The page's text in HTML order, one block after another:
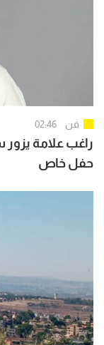
فن 02:46
راغب علامة يزور
حفل خاص